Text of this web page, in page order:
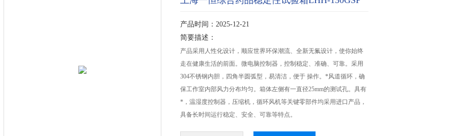
产品时间：2025-12-21
简要描述：
产品采用人性化设计，顺应世界环保潮流、全新无氟设计，使你始终
走在健康生活的前面。微电脑控制器，控制稳定、准确、可靠。采用
304不锈钢内胆，四角半圆弧型，易清洁，便于 操作。*风道循环，确
保工作室内部风力分布均匀。箱体左侧有一直径25mm的测试孔。具有
*，温湿度控制器，压缩机，循环风机等关键零部件均采用进口产品，
具备长时间运行稳定、安全、可靠等特点。